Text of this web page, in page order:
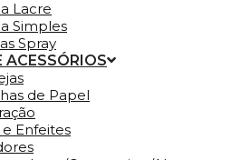
Lacre
Simples
Spray
ACESSÓRIOS
de Papel
e Enfeites